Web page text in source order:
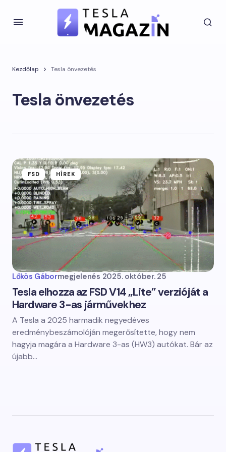
Kezdőlap Tesla önvezetés
Tesla önvezetés
FSD HÍREK
Lőkös Gábormegjelenés 2025. október. 25
Tesla elhozza az FSD V14 „Lite” verzióját a
Hardware 3-as járművekhez
A Tesla a 2025 harmadik negyedéves
eredménybeszámolóján megerősítette, hogy nem
hagyja magára a Hardware 3-as (HW3) autókat. Bár az
újabb…